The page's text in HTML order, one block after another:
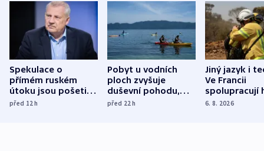
Spekulace o
přímém ruském
útoku jsou pošetilé,
míní estonský
před 12h
Pobyt u vodních
ploch zvyšuje
duševní pohodu,
ukázala
před 22h
Jiný jazyk i
Ve Francii
spolupracují
různých zemí
6. 8. 2026